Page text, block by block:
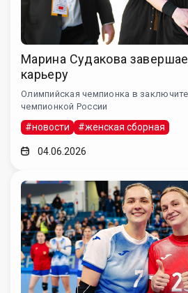
Марина Судакова
карьеру
Олимпийская чемпионка в
чемпионкой России
#новости #женская сборная
04.06.2026